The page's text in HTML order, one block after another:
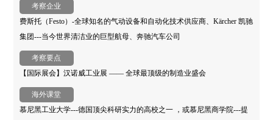
考察企业
费斯托（Festo）-全球知名的气动设备和自动化技术供应商、Kärcher 凯驰
集团---当今世界清洁业的巨型航母、奔驰汽车公司
考察要点
【国际展会】汉诺威工业展 —— 全球最顶级的制造业盛会
海外课堂
慕尼黑工业大学---德国顶尖科研实力的高校之一 ，或慕尼黑商学院---提